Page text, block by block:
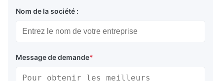
Nom de la société :
Message de demande*